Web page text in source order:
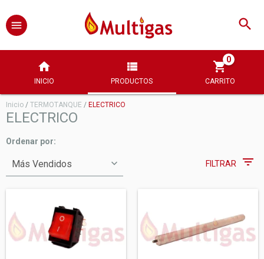
INICIO PRODUCTOS CARRITO
0
Inicio / TERMOTANQUE / ELECTRICO
ELECTRICO
Ordenar por:
FILTRAR